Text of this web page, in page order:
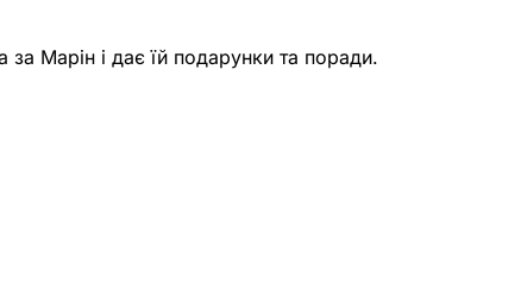
Марін і дає їй подарунки та поради.